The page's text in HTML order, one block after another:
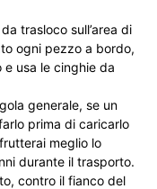
trasloco sull’area di
ogni pezzo a bordo,
e usa le cinghie da
generale, se un
prima di caricarlo
meglio lo
durante il trasporto.
contro il fianco del